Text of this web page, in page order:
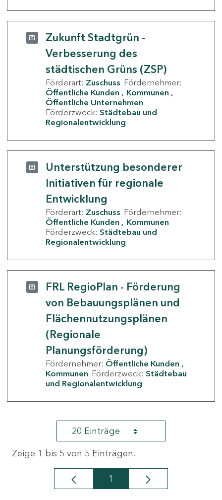
Zukunft Stadtgrün -
Verbesserung des
städtischen Grüns (ZSP)
Förderart: Zuschuss Fördernehmer:
Öffentliche Kunden
Kommunen
Öffentliche Unternehmen
Förderzweck: Städtebau und
Regionalentwicklung
Unterstützung besonderer
Initiativen für regionale
Entwicklung
Förderart: Zuschuss Fördernehmer:
Öffentliche Kunden
Kommunen
Förderzweck: Städtebau und
Regionalentwicklung
FRL RegioPlan - Förderung
von Bebauungsplänen und
Flächennutzungsplänen
(Regionale
Planungsförderung)
Fördernehmer: Öffentliche Kunden
Kommunen Förderzweck: Städtebau
und Regionalentwicklung
20 Einträge
Zeige 1 bis 5 von 5 Einträgen.
Seite
1